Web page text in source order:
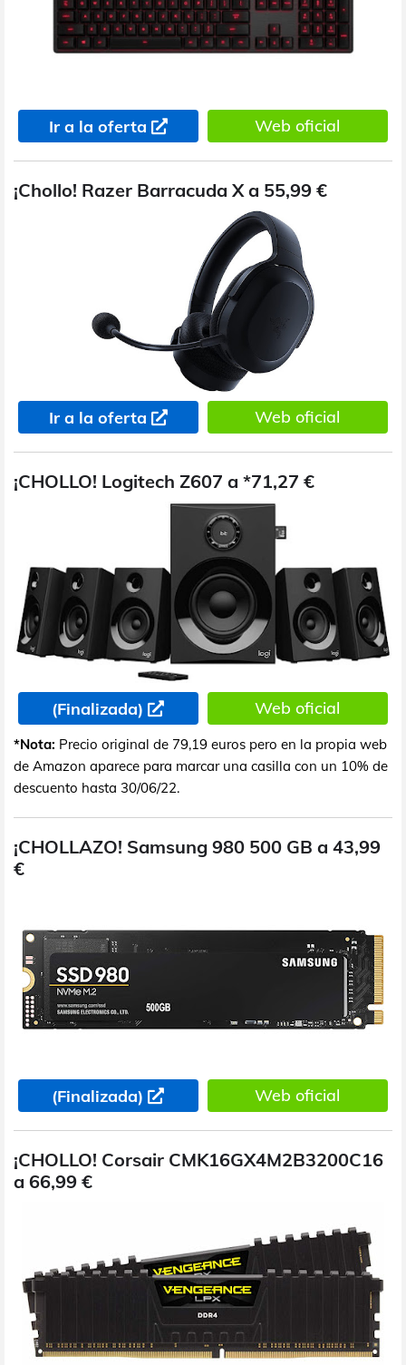
Ir a la oferta Web oficial
¡Chollo! Razer Barracuda X a 55,99 €
Ir a la oferta Web oficial
¡CHOLLO! Logitech Z607 a *71,27 €
(Finalizada) Web oficial
*Nota: Precio original de 79,19 euros pero en la propia web
de Amazon aparece para marcar una casilla con un 10% de
descuento hasta 30/06/22.
¡CHOLLAZO! Samsung 980 500 GB a 43,99
€
(Finalizada) Web oficial
¡CHOLLO! Corsair CMK16GX4M2B3200C16
a 66,99 €